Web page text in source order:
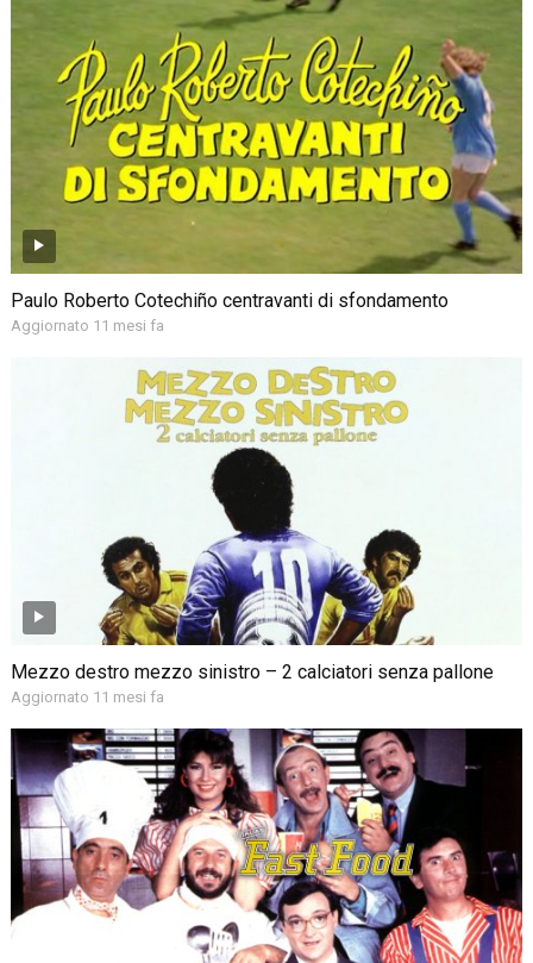
Paulo Roberto Cotechiño centravanti di sfondamento
Aggiornato 11 mesi fa
Mezzo destro mezzo sinistro – 2 calciatori senza pallone
Aggiornato 11 mesi fa